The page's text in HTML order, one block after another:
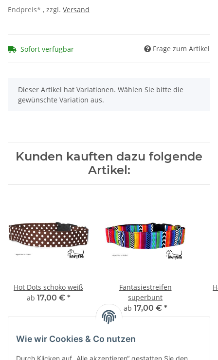
Endpreis* , zzgl. Versand
Sofort verfügbar Frage zum Artikel
x
Dieser Artikel hat Variationen. Wählen Sie bitte die
gewünschte Variation aus.
Kunden kauften dazu folgende
Artikel:
Hot Dots schoko weiß
ab 17,00 € *
Fantasiestreifen
superbunt
ab 17,00 € *
Wie wir Cookies & Co nutzen